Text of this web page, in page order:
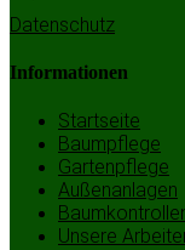
Datenschutz
Informationen
Startseite
Baumpflege
Gartenpflege
Außenanlagen
Unsere